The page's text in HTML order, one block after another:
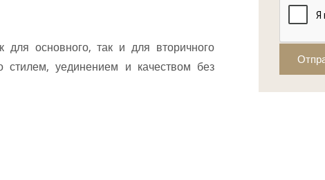
для основного, так и для вторичного
уединением и качеством без